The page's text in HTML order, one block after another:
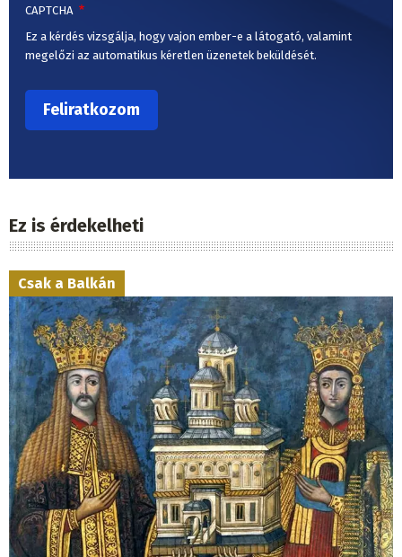
CAPTCHA
Ez a kérdés vizsgálja, hogy vajon ember-e a látogató, valamint
megelőzi az automatikus kéretlen üzenetek beküldését.
Ez is érdekelheti
Csak a Balkán